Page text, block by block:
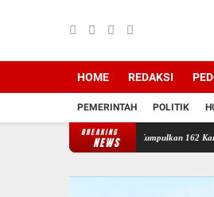
HOME REDAKSI
PEMERINTAH POLITIK
BREAKING
NEWS
Bireuen Berhasil Kumpulkan 162 Kantong Darah